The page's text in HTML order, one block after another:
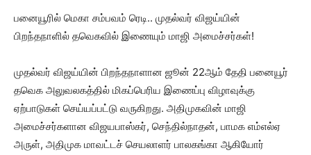
பனையூரில் மெகா சம்பவம் ரெடி.. முதல்வர் விஜய்யின்
பிறந்தநாளில் தவெகவில் இணையும் மாஜி அமைச்சர்கள்!
முதல்வர் விஜய்யின் பிறந்தநாளான ஜூன் 22ஆம் தேதி பனையூர்
தவெக அலுவலகத்தில் மிகப்பெரிய இணைப்பு விழாவுக்கு
ஏற்பாடுகள் செய்யப்பட்டு வருகிறது. அதிமுகவின் மாஜி
அமைச்சர்களான விஜயபாஸ்கர், செந்தில்நாதன், பாமக எம்எல்ஏ
அருள், அதிமுக மாவட்டச் செயலாளர் பாலகங்கா ஆகியோர்